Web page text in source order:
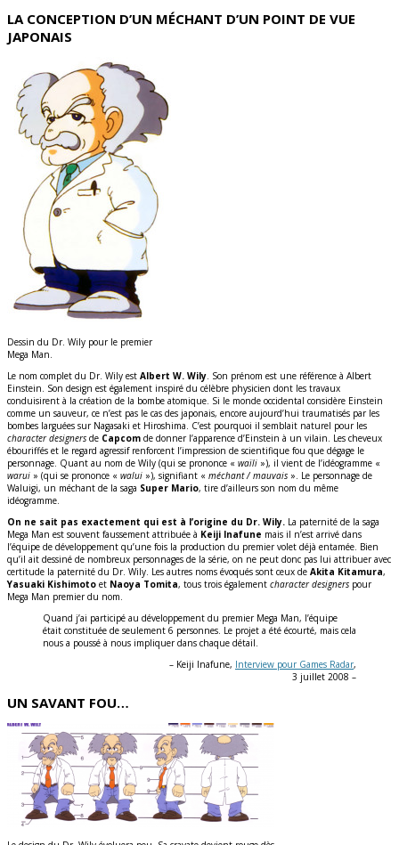
LA CONCEPTION D’UN MÉCHANT D’UN POINT DE VUE
JAPONAIS
Dessin du Dr. Wily pour le premier
Mega Man.
Le nom complet du Dr. Wily est Albert W. Wily . Son prénom est une référence à Albert
Einstein. Son design est également inspiré du célèbre physicien dont les travaux
conduisirent à la création de la bombe atomique. Si le monde occidental considère Einstein
comme un sauveur, ce n’est pas le cas des japonais, encore aujourd’hui traumatisés par les
bombes larguées sur Nagasaki et Hiroshima. C’est pourquoi il semblait naturel pour les
character designers de Capcom de donner l’apparence d’Einstein à un vilain. Les cheveux
ébouriffés et le regard agressif renforcent l’impression de scientifique fou que dégage le
personnage. Quant au nom de Wily (qui se prononce « waïli »), il vient de l’idéogramme «
warui » (qui se prononce « walui »), signifiant « méchant / mauvais ». Le personnage de
Waluigi, un méchant de la saga Super Mario, tire d’ailleurs son nom du même
idéogramme.
On ne sait pas exactement qui est à l’origine du Dr. Wily. La paternité de la saga
Mega Man est souvent faussement attribuée à Keiji Inafune mais il n’est arrivé dans
l’équipe de développement qu’une fois la production du premier volet déjà entamée. Bien
qu’il ait dessiné de nombreux personnages de la série, on ne peut donc pas lui attribuer avec
certitude la paternité du Dr. Wily. Les autres noms évoqués sont ceux de Akita Kitamura,
Yasuaki Kishimoto et Naoya Tomita, tous trois également character designers pour
Mega Man premier du nom.
Quand j’ai participé au développement du premier Mega Man, l’équipe
était constituée de seulement 6 personnes. Le projet a été écourté, mais cela
nous a poussé à nous impliquer dans chaque détail.
– Keiji Inafune, Interview pour Games Radar,
3 juillet 2008 –
UN SAVANT FOU…